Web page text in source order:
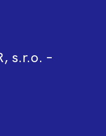
s.r.o. –